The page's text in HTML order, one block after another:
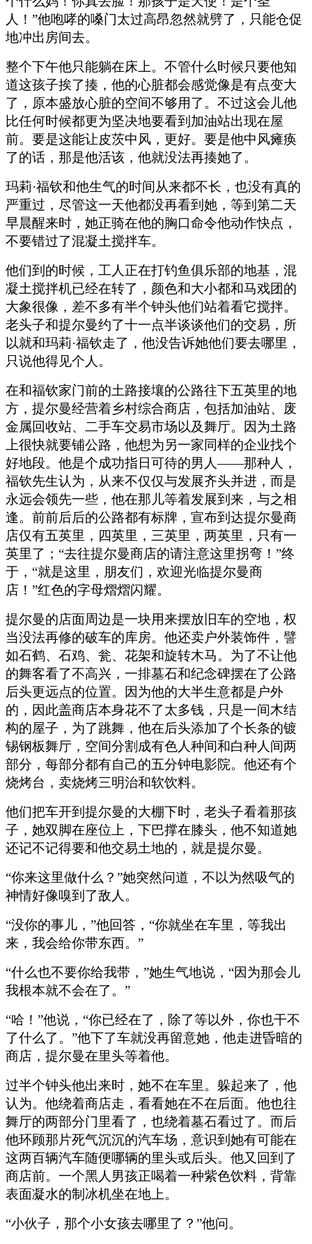
人！”他咆哮的嗓门太过高昂忽然就劈了，只能仓促
地冲出房间去。
整个下午他只能躺在床上。不管什么时候只要他知
道这孩子挨了揍，他的心脏都会感觉像是有点变大
了，原本盛放心脏的空间不够用了。不过这会儿他
比任何时候都更为坚决地要看到加油站出现在屋
前。要是这能让皮茨中风，更好。要是他中风瘫痪
了的话，那是他活该，他就没法再揍她了。
玛莉·福钦和他生气的时间从来都不长，也没有真的
严重过，尽管这一天他都没再看到她，等到第二天
早晨醒来时，她正骑在他的胸口命令他动作快点，
不要错过了混凝土搅拌车。
他们到的时候，工人正在打钓鱼俱乐部的地基，混
凝土搅拌机已经在转了，颜色和大小都和马戏团的
大象很像，差不多有半个钟头他们站着看它搅拌。
老头子和提尔曼约了十一点半谈谈他们的交易，所
以就和玛莉·福钦走了，他没告诉她他们要去哪里，
只说他得见个人。
在和福钦家门前的土路接壤的公路往下五英里的地
方，提尔曼经营着乡村综合商店，包括加油站、废
金属回收站、二手车交易市场以及舞厅。因为土路
上很快就要铺公路，他想为另一家同样的企业找个
好地段。他是个成功指日可待的男人——那种人，
福钦先生认为，从来不仅仅与发展齐头并进，而是
永远会领先一些，他在那儿等着发展到来，与之相
逢。前前后后的公路都有标牌，宣布到达提尔曼商
店仅有五英里，四英里，三英里，两英里，只有一
英里了；“去往提尔曼商店的请注意这里拐弯！”终
于，“就是这里，朋友们，欢迎光临提尔曼商
店！”红色的字母熠熠闪耀。
提尔曼的店面周边是一块用来摆放旧车的空地，权
当没法再修的破车的库房。他还卖户外装饰件，譬
如石鹤、石鸡、瓮、花架和旋转木马。为了不让他
的舞客看了不高兴，一排墓石和纪念碑摆在了公路
后头更远点的位置。因为他的大半生意都是户外
的，因此盖商店本身花不了太多钱，只是一间木结
构的屋子，为了跳舞，他在后头添加了个长条的镀
锡钢板舞厅，空间分割成有色人种间和白种人间两
部分，每部分都有自己的五分钟电影院。他还有个
烧烤台，卖烧烤三明治和软饮料。
他们把车开到提尔曼的大棚下时，老头子看着那孩
子，她双脚在座位上，下巴撑在膝头，他不知道她
还记不记得要和他交易土地的，就是提尔曼。
“你来这里做什么？”她突然问道，不以为然吸气的
神情好像嗅到了敌人。
“没你的事儿，”他回答，“你就坐在车里，等我出
来，我会给你带东西。”
“什么也不要你给我带，”她生气地说，“因为那会儿
我根本就不会在了。”
“哈！”他说，“你已经在了，除了等以外，你也干不
了什么了。”他下了车就没再留意她，他走进昏暗的
商店，提尔曼在里头等着他。
过半个钟头他出来时，她不在车里。躲起来了，他
认为。他绕着商店走，看看她在不在后面。他也往
舞厅的两部分门里看了，也绕着墓石看过了。而后
他环顾那片死气沉沉的汽车场，意识到她有可能在
这两百辆汽车随便哪辆的里头或后头。他又回到了
商店前。一个黑人男孩正喝着一种紫色饮料，背靠
表面凝水的制冰机坐在地上。
“小伙子，那个小女孩去哪里了？”他问。